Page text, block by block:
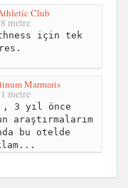
Club
metre
için tek
Marmaris
metre
, 3 yıl önce
araştırmalarım
bu otelde